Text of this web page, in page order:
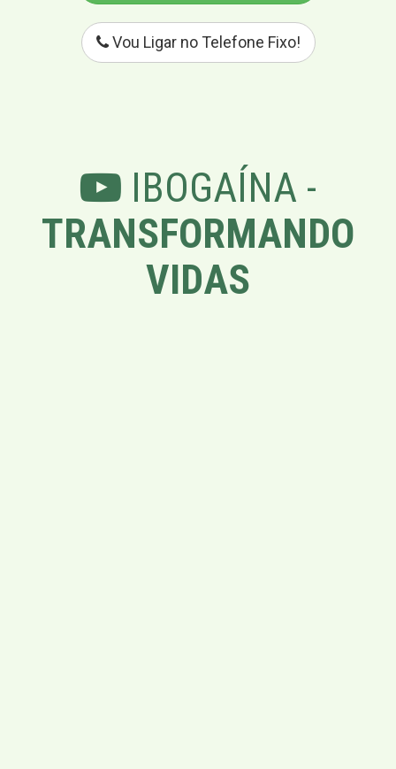
Vou Ligar no Telefone Fixo!
IBOGAÍNA -
TRANSFORMANDO
VIDAS